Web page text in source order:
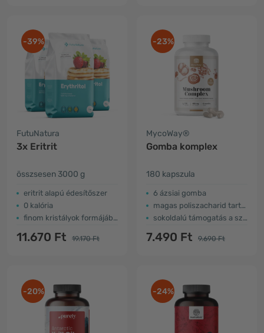
-39%
FutuNatura
3x Eritrit
összsesen 3000 g
eritrit alapú édesítőszer
0 kalória
finom kristályok formájában
11.670 Ft 19.170 Ft
-23%
MycoWay®
Gomba komplex
180 kapszula
6 ázsiai gomba
magas poliszacharid tartalom
sokoldalú támogatás a szervezetnek
7.490 Ft 9.690 Ft
-20% -24%